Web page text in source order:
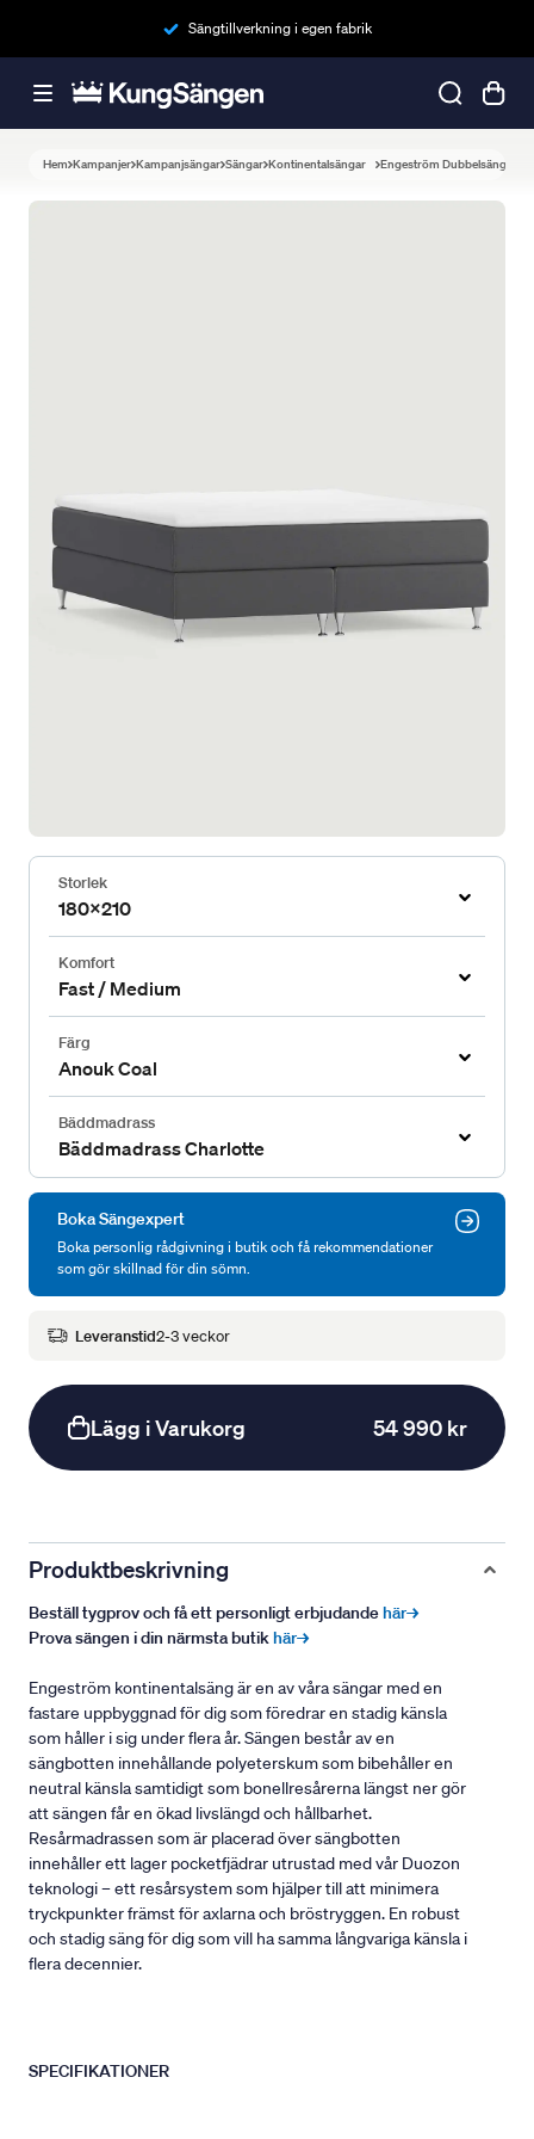
Sängtillverkning i egen fabrik
Hem Kampanjer Kampanjsängar Sängar Kontinentalsängar Engeström Dubbelsäng
Storlek
180x210
Komfort
Fast / Medium
Färg
Anouk Coal
Bäddmadrass
Bäddmadrass Charlotte
Boka Sängexpert
Boka personlig rådgivning i butik och få rekommendationer
som gör skillnad för din sömn.
Leveranstid2-3 veckor
Lägg i Varukorg 54 990 kr
Produktbeskrivning
Beställ tygprov och få ett personligt erbjudandehär→
Prova sängen i din närmsta butikhär→
Engeström kontinentalsäng är en av våra sängar med en
fastare uppbyggnad för dig som föredrar en stadig känsla
som håller i sig under flera år. Sängen består av en
sängbotten innehållande polyeterskum som bibehåller en
neutral känsla samtidigt som bonellresårerna längst ner gör
att sängen får en ökad livslängd och hållbarhet.
Resårmadrassen som är placerad över sängbotten
innehåller ett lager pocketfjädrar utrustad med vår Duozon
teknologi – ett resårsystem som hjälper till att minimera
tryckpunkter främst för axlarna och bröstryggen. En robust
och stadig säng för dig som vill ha samma långvariga känsla i
flera decennier.
SPECIFIKATIONER